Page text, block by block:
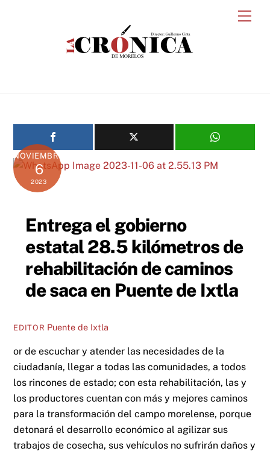
NOVIEMBRE
6
2023
Entrega el gobierno
estatal 28.5 kilómetros de
rehabilitación de caminos
de saca en Puente de Ixtla
EDITOR Puente de Ixtla
or de escuchar y atender las necesidades de la
ciudadanía, llegar a todas las comunidades, a todos
los rincones de estado; con esta rehabilitación, las y
los productores cuentan con más y mejores caminos
para la transformación del campo morelense, porque
detonará el desarrollo económico al agilizar sus
trabajos de cosecha, sus vehículos no sufrirán daños y